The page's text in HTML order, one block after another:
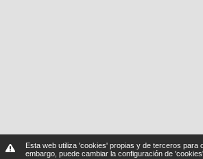
Esta web utiliza 'cookies' propias y de terceros
embargo, puede cambiar la configuración de